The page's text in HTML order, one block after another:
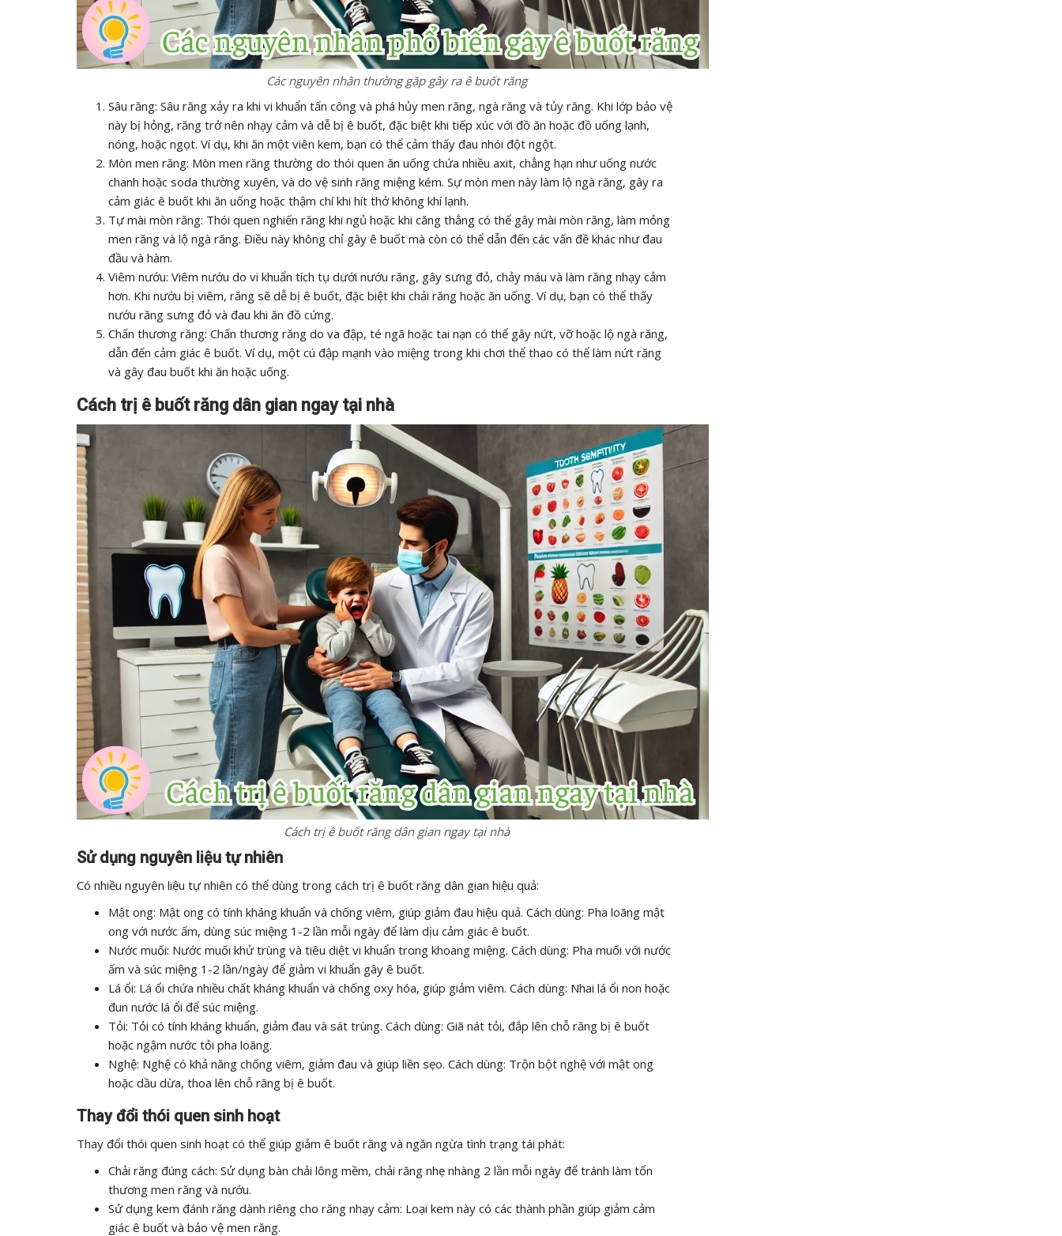
Các nguyên nhân thường gặp gây ra ê buốt răng
Sâu răng: Sâu răng xảy ra khi vi khuẩn tấn công và phá hủy men răng, ngà răng và tủy răng. Khi lớp bảo vệ
này bị hỏng, răng trở nên nhạy cảm và dễ bị ê buốt, đặc biệt khi tiếp xúc với đồ ăn hoặc đồ uống lạnh,
nóng, hoặc ngọt. Ví dụ, khi ăn một viên kem, bạn có thể cảm thấy đau nhói đột ngột.
Mòn men răng: Mòn men răng thường do thói quen ăn uống chứa nhiều axit, chẳng hạn như uống nước
chanh hoặc soda thường xuyên, và do vệ sinh răng miệng kém. Sự mòn men này làm lộ ngà răng, gây ra
cảm giác ê buốt khi ăn uống hoặc thậm chí khi hít thở không khí lạnh.
Tự mài mòn răng: Thói quen nghiến răng khi ngủ hoặc khi căng thẳng có thể gây mài mòn răng, làm mỏng
men răng và lộ ngà răng. Điều này không chỉ gây ê buốt mà còn có thể dẫn đến các vấn đề khác như đau
đầu và hàm.
Viêm nướu: Viêm nướu do vi khuẩn tích tụ dưới nướu răng, gây sưng đỏ, chảy máu và làm răng nhạy cảm
hơn. Khi nướu bị viêm, răng sẽ dễ bị ê buốt, đặc biệt khi chải răng hoặc ăn uống. Ví dụ, bạn có thể thấy
nướu răng sưng đỏ và đau khi ăn đồ cứng.
Chấn thương răng: Chấn thương răng do va đập, té ngã hoặc tai nạn có thể gây nứt, vỡ hoặc lộ ngà răng,
dẫn đến cảm giác ê buốt. Ví dụ, một cú đập mạnh vào miệng trong khi chơi thể thao có thể làm nứt răng
và gây đau buốt khi ăn hoặc uống.
Cách trị ê buốt răng dân gian ngay tại nhà
Cách trị ê buốt răng dân gian ngay tại nhà
Sử dụng nguyên liệu tự nhiên
Có nhiều nguyên liệu tự nhiên có thể dùng trong cách trị ê buốt răng dân gian hiệu quả:
Mật ong: Mật ong có tính kháng khuẩn và chống viêm, giúp giảm đau hiệu quả. Cách dùng: Pha loãng mật
ong với nước ấm, dùng súc miệng 1-2 lần mỗi ngày để làm dịu cảm giác ê buốt.
Nước muối: Nước muối khử trùng và tiêu diệt vi khuẩn trong khoang miệng. Cách dùng: Pha muối với nước
ấm và súc miệng 1-2 lần/ngày để giảm vi khuẩn gây ê buốt.
Lá ổi: Lá ổi chứa nhiều chất kháng khuẩn và chống oxy hóa, giúp giảm viêm. Cách dùng: Nhai lá ổi non hoặc
đun nước lá ổi để súc miệng.
Tỏi: Tỏi có tính kháng khuẩn, giảm đau và sát trùng. Cách dùng: Giã nát tỏi, đắp lên chỗ răng bị ê buốt
hoặc ngậm nước tỏi pha loãng.
Nghệ: Nghệ có khả năng chống viêm, giảm đau và giúp liền sẹo. Cách dùng: Trộn bột nghệ với mật ong
hoặc dầu dừa, thoa lên chỗ răng bị ê buốt.
Thay đổi thói quen sinh hoạt
Thay đổi thói quen sinh hoạt có thể giúp giảm ê buốt răng và ngăn ngừa tình trạng tái phát:
Chải răng đúng cách: Sử dụng bàn chải lông mềm, chải răng nhẹ nhàng 2 lần mỗi ngày để tránh làm tổn
thương men răng và nướu.
Sử dụng kem đánh răng dành riêng cho răng nhạy cảm: Loại kem này có các thành phần giúp giảm cảm
giác ê buốt và bảo vệ men răng.